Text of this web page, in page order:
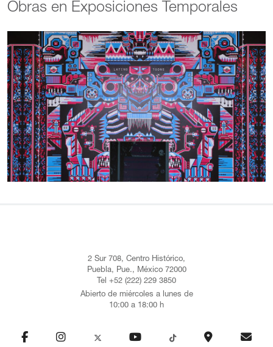
Obras en Exposiciones Temporales
2 Sur 708, Centro Histórico,
Puebla, Pue., México 72000
Tel +52 (222) 229 3850
Abierto de miércoles a lunes de
10:00 a 18:00 h